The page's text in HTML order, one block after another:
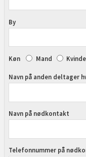
By
Køn Mand Kvinde
Navn på anden deltager
Navn på nødkontakt
Telefonnummer på